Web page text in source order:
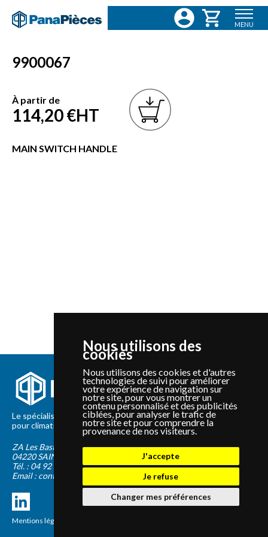
Nous utilisons des
cookies
Nous utilisons des cookies et d'autres
technologies de suivi pour améliorer
votre expérience de navigation sur
notre site, pour vous montrer un
contenu personnalisé et des publicités
ciblées, pour analyser le trafic de
notre site et pour comprendre la
provenance de nos visiteurs.
J'accepte
Je refuse
Changer mes préférences
MENU
9900067
À partir de
114,20 €HT
MAIN SWITCH HANDLE
Le spécialiste depuis 2012 de la vente de pièces détachées
pour climatisation et Pompe à Chaleur Panasonic et Sanyo
ZA Les Bastides Blanches
04220 SAINTE-TULLE
Tél. : 04 92 75 89 55
Email : contact@panapieces.com
Mentions légales